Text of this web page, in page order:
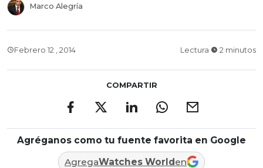
Marco Alegría
Febrero 12 , 2014 Lectura 2 minutos
COMPARTIR
Agréganos como tu fuente favorita en Google
AgregaWatches Worlden